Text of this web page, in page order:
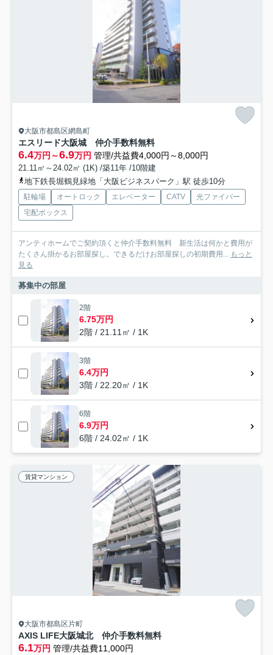
大阪市都島区網島町
エスリード大阪城 仲介手数料無料
6.4万円～6.9万円 管理/共益費4,000円～8,000円
21.11㎡～24.02㎡ (1K) /築11年 /10階建
地下鉄長堀鶴見緑地「大阪ビジネスパーク」駅 徒歩10分
駐輪場 オートロック エレベーター CATV
光ファイバー
宅配ボックス
アンティホームでご契約頂くと仲介手数料無料 新生活は何かと費用が
たくさん掛かるお部屋探し。できるだけお部屋探しの初期費用... もっと
見る
募集中の部屋
2階
6.75万円
2階 / 21.11㎡ / 1K
3階
6.4万円
3階 / 22.20㎡ / 1K
6階
6.9万円
6階 / 24.02㎡ / 1K
賃貸マンション
大阪市都島区片町
AXIS LIFE大阪城北 仲介手数料無料
6.1万円 管理/共益費11,000円